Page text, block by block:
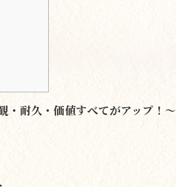
・耐久・価値すべてがアップ！～